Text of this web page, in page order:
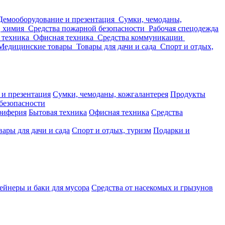
и презентация Сумки, чемоданы,
химия Средства пожарной безопасности Рабочая спецодежда
Офисная техника Средства коммуникации
товары Товары для дачи и сада Спорт и отдых,
презентация Сумки, чемоданы, кожгалантерея Продукты
Бытовая техника Офисная техника Средства
для дачи и сада Спорт и отдых, туризм Подарки и
и баки для мусора Средства от насекомых и грызунов